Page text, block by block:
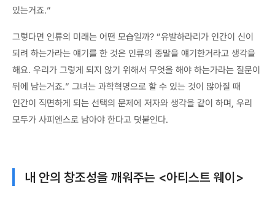
있는거죠.”
그렇다면 인류의 미래는 어떤 모습일까? “유발하라리가 인간이 신이
되려 하는가라는 얘기를 한 것은 인류의 종말을 얘기한거라고 생각을
해요. 우리가 그렇게 되지 않기 위해서 무엇을 해야 하는가라는 질문이
뒤에 남는거죠.” 그녀는 과학혁명으로 할 수 있는 것이 많아질 때
인간이 직면하게 되는 선택의 문제에 저자와 생각을 같이 하며, 우리
모두가 사피엔스로 남아야 한다고 덧붙인다.
내 안의 창조성을 깨워주는 <아티스트 웨이>